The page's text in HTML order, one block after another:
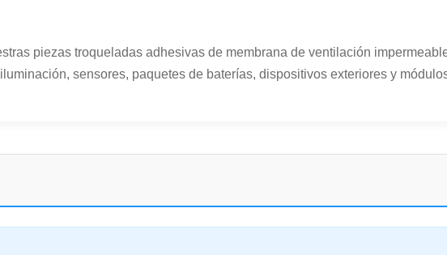
piezas troqueladas adhesivas de membrana de ventilación
sensores, paquetes de baterías, dispositivos exteriores y